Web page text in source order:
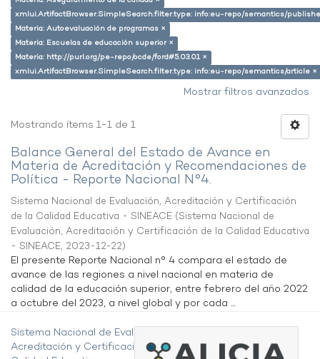
xmlui.ArtifactBrowser.SimpleSearch.filter.type: info:eu-repo/semantics/
Materia: Autoevaluación de programas ×
Materia: Escuelas de educación superior ×
Materia: http://purl.org/pe-repo/ocde/ford#5.03.01 ×
xmlui.ArtifactBrowser.SimpleSearch.filter.type: info:eu-repo/semantics/article ×
Mostrar filtros avanzados
Mostrando ítems 1-1 de 1
Balance General del Estado de Avance en
Materia de Acreditación y Recomendaciones de
Política - Reporte Nacional N°4.
Sistema Nacional de Evaluación, Acreditación y Certificación
de la Calidad Educativa - SINEACE (Sistema Nacional de
Evaluación, Acreditación y Certificación de la Calidad Educativa
- SINEACE, 2023-12-22)
El presente Reporte Nacional n° 4 compara el estado de
avance de las regiones a nivel nacional en materia de
calidad de la educación superior, entre febrero del año 2022
a octubre del 2023, a nivel global y por cada ...
Sistema Nacional de Evaluación,
Acreditación y Certificación de la